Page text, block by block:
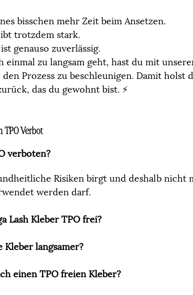
bisschen mehr Zeit beim Ansetzen.
trotzdem stark.
genauso zuverlässig.
einmal zu langsam geht, hast du mit
Prozess zu beschleunigen. Damit holst
das du gewohnt bist. ⚡
TPO Verbot
verboten?
Risiken birgt und deshalb nicht
werden darf.
Lash Kleber TPO frei?
Kleber langsamer?
einen TPO freien Kleber?